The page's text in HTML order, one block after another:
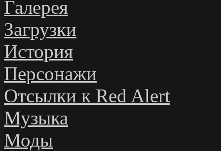
Галерея
Загрузки
История
Персонажи
Отсылки к Red Alert
Музыка
Моды